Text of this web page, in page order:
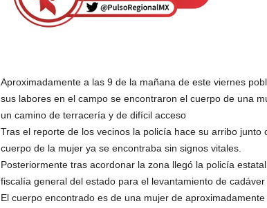
Aproximadamente a las 9 de la mañana de este viernes
sus labores en el campo se encontraron el cuerpo de una
un camino de terracería y de difícil acceso
Tras el reporte de los vecinos la policía hace su arribo
cuerpo de la mujer ya se encontraba sin signos vitales.
Posteriormente tras acordonar la zona llegó la policía
fiscalía general del estado para el levantamiento de
El cuerpo encontrado es de una mujer de